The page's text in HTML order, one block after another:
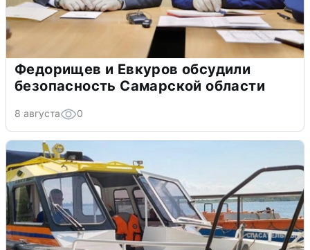
Федорищев и Евкуров обсудили
безопасность Самарской области
8 августа 0